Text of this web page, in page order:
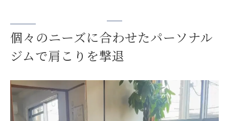
個々のニーズに合わせたパーソナル
ジムで肩こりを撃退